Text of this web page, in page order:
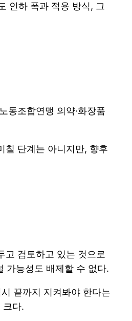
인하 폭과 적용 방식, 그
동조합연맹 의약·화장품
칠 단계는 아니지만, 향후
고 검토하고 있는 것으로
가능성도 배제할 수 없다.
끝까지 지켜봐야 한다는
크다.